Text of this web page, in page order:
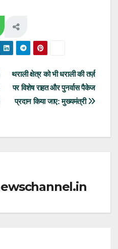
थराली क्षेत्र को भी धराली की तर्ज़
पर विशेष राहत और पुनर्वास पैकेज
प्रदान किया जाए: मुख्यमंत्री